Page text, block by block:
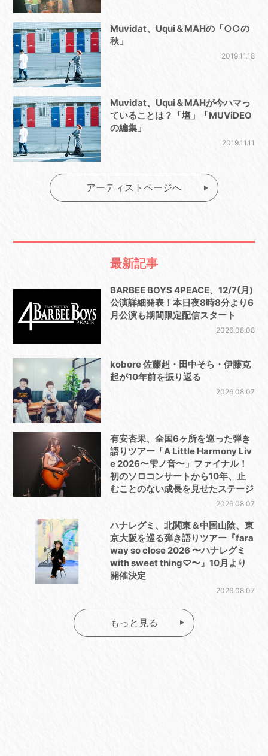
Muvidat、Uqui＆MAHの「○○の
秋」
2019.11.18
Muvidat、Uqui＆MAHが今ハマっ
ていることは？「塩」「MUViDEO
の編集」
2019.11.11
アーティストページへ
最新記事
BARBEE BOYS 4PEACE、12/7(月)
公演詳細発表！本日夜8時8分より6
月公演も期間限定配信スタート
2026.08.08
kobore 佐藤赳・田中そら・伊藤克
起が10年前を振り返る
2026.08.07
有安杏果、全国6ヶ所を巡った弾き
語りツアー「A Little Harmony Liv
e 2026〜雫ノ音〜」ファイナル！
初のソロコンサートから10年、止
むことのない成長を見せたステージ
2026.08.07
ハナレグミ、北関東＆中国山陰、東
京大阪を巡る弾き語りツアー『fara
way so close 2026 〜ハナレグミ
with sweet thing♡〜』10月より
開催決定
2026.08.07
もっと見る